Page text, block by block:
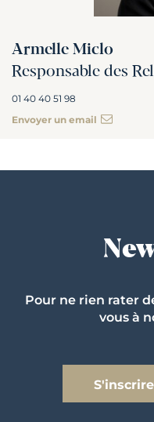
Armelle Miclo
Responsable des
01 40 40 51 98
Envoyer un email
Pour ne rien rater
vous à